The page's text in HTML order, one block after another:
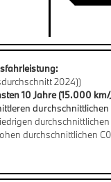
2024))
10 Jahre (15.000 km/
durchschnittlichen
durchschnittlichen